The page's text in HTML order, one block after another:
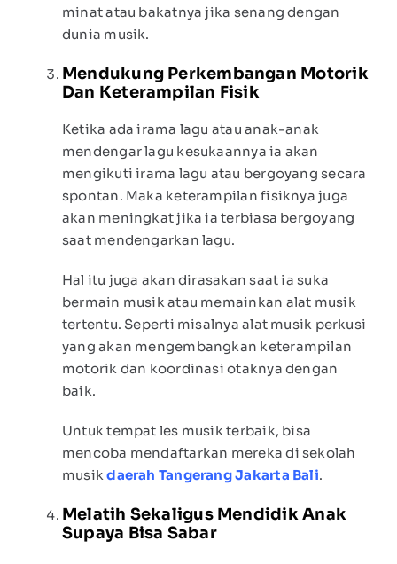
minat atau bakatnya jika senang dengan
dunia musik.
Mendukung Perkembangan Motorik
Dan Keterampilan Fisik
Ketika ada irama lagu atau anak-anak
mendengar lagu kesukaannya ia akan
mengikuti irama lagu atau bergoyang secara
spontan. Maka keterampilan fisiknya juga
akan meningkat jika ia terbiasa bergoyang
saat mendengarkan lagu.
Hal itu juga akan dirasakan saat ia suka
bermain musik atau memainkan alat musik
tertentu. Seperti misalnya alat musik perkusi
yang akan mengembangkan keterampilan
motorik dan koordinasi otaknya dengan
baik.
Untuk tempat les musik terbaik, bisa
mencoba mendaftarkan mereka di sekolah
musikdaerah Tangerang Jakarta Bali.
Melatih Sekaligus Mendidik Anak
Supaya Bisa Sabar